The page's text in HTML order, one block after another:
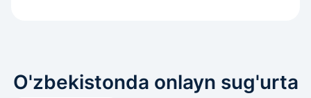
O'zbekistonda onlayn sug'urta